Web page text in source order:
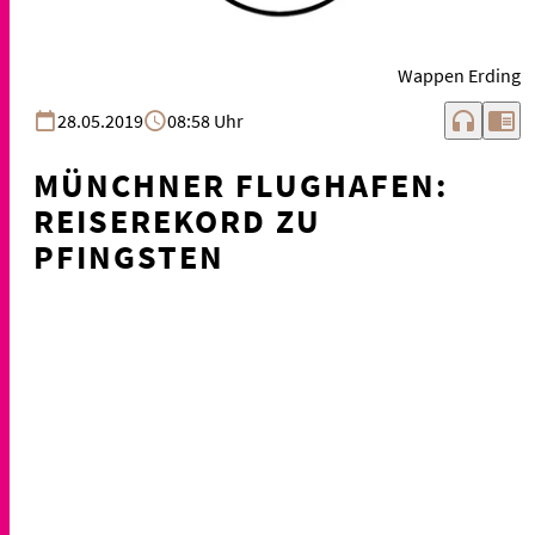
Wappen Erding
28.05.2019
08:58 Uhr headphones chrome_reader_mode
MÜNCHNER FLUGHAFEN:
REISEREKORD ZU
PFINGSTEN